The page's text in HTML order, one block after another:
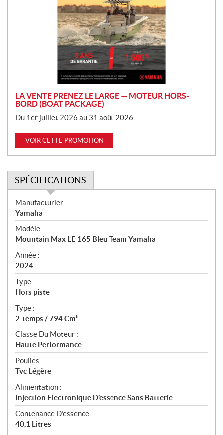
LA VENTE PRENEZ LE LARGE — MOTEUR HORS-
BORD (BOAT PACKAGE)
Du 1er juillet 2026 au 31 août 2026.
VOIR CETTE PROMOTION
SPÉCIFICATIONS
S
p
é
c
i
f
i
c
a
t
i
o
n
s
Manufacturier :
Yamaha
Modèle :
Mountain Max LE 165 Bleu Team Yamaha
Année :
2024
Type :
Hors piste
Type :
2-temps / 794 Cm³
Classe Du Moteur :
Haute Performance
Poulies :
Tvc Légère
Alimentation :
Injection Électronique D’essence Sans Batterie
Contenance D’essence :
40,1 Litres